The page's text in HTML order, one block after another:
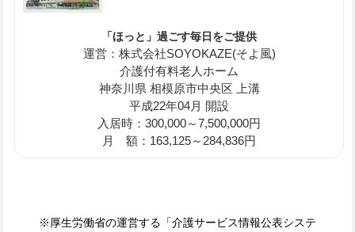
「ほっと」過ごす毎日をご提供
運営：株式会社SOYOKAZE(そよ風)
介護付有料老人ホーム
神奈川県 相模原市中央区 上溝
平成22年04月 開設
入居時：300,000～7,500,000円
月 額：163,125～284,836円
※厚生労働省の運営する「介護サービス情報公表システ